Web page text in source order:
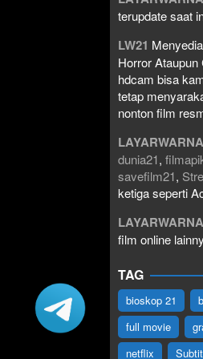
terupdate saat
LW21
Horror
hdcam bisa
tetap
nonton film
dunia21,
savefilm21,
ketiga seperti
film online
TAG
bioskop 21
full movie
netflix